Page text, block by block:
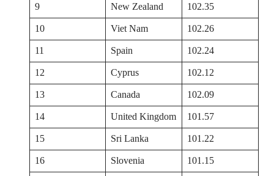
9
New Zealand
102.35
10
Viet Nam
102.26
11
Spain
102.24
12
Cyprus
102.12
13
Canada
102.09
14
United Kingdom
101.57
15
Sri Lanka
101.22
16
Slovenia
101.15